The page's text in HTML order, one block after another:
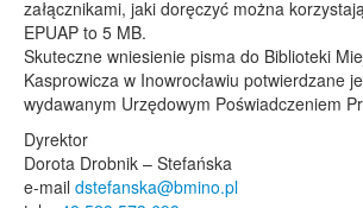
załącznikami, jaki doręczyć można
EPUAP to 5 MB.
Skuteczne wniesienie pisma do Biblioteki
Kasprowicza w Inowrocławiu potwierdzane
wydawanym Urzędowym Poświadczeniem
Dyrektor
Dorota Drobnik – Stefańska
e-mail dstefanska@bmino.pl